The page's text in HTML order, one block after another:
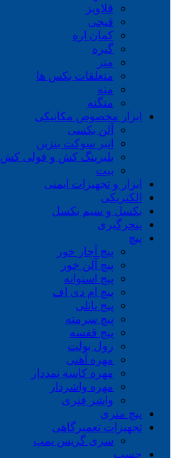
قلاویز
قیچی
کمان اره
گیره
متر
متعلقات بکس ها
مته
منگنه
ابزار مخصوص مکانیکی
آلن بکسی
انبر سوکت بنزین
بلبرینگ کش و فولی کش
بیت
ابزار و تجهیزات ایمنی
الکتریکی
بکسل و سیم بکسل
پنچرگیری
پیچ
پیچ آچار خور
پیچ آلن خور
پیچ استوانه
پیچ ام دی اف
پیچ پانلی
پیچ سرمته
پیچ قفسه
رول بولت
مهره آهنی
مهره کاسه نمددار
مهره واشردار
واشر فنری
پیچ متری
تجهیزات تعمیرگاهی
سری گریس پمپ
چسب